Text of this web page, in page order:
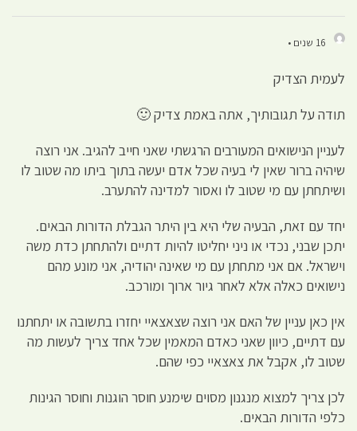
16 שנים •
לעמית הצדיק
תודה על תגובותיך, אתה באמת צדיק 🙂
לעניין הנישואים המעורבים הרגשתי שאני חייב להגיב. אני רוצה
שיהיה ברור שאין לי בעיה שכל אדם יעשה בתוך ביתו מה שטוב לו
ושיתחתן עם מי שטוב לו ואסור למדינה להתערב.
יחד עם זאת, הבעיה שלי היא בין היתר הגבלת הדורות הבאים.
יתכן שבני, נכדי או ניני יחליטו להיות דתיים ולהתחתן כדת משה
וישראל. אם אני מתחתן עם מי שאינה יהודיה, אני מונע מהם
נישואים כאלה אלא לאחר גיור ארוך ומורכב.
אין כאן עניין של האם אני רוצה שצאצאיי יחזרו בתשובה או יתחתנו
עם דתיים, כיוון שאני כאדם המאמין שכל אחד צריך לעשות מה
שטוב לו, אקבל את צאצאיי כפי שהם.
לכן צריך למצוא מנגנון מסוים שימנע חוסר הוגנות וחוסר הגינות
כלפי הדורות הבאים.